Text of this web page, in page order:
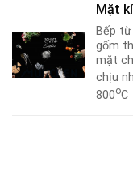
Mặt
Bếp từ
gốm
mặt
chịu
800oC